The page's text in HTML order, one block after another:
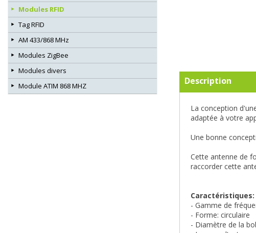
Description
La conception
adaptée à votre
Une bonne
Cette antenne de
raccorder cette
Caractéristiques:
- Gamme de
- Forme: circulaire
- Diamètre de la
Modules RFID
Tag RFID
AM 433/868 MHz
Modules ZigBee
Modules divers
Module ATIM 868 MHZ